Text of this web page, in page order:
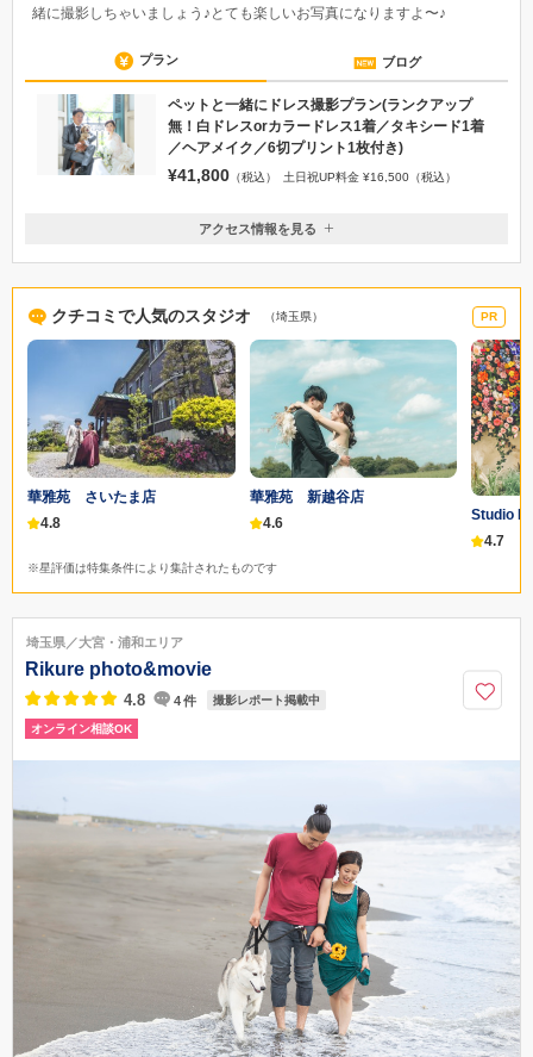
緒に撮影しちゃいましょう♪とても楽しいお写真になりますよ〜♪
プラン ブログ
ペットと一緒にドレス撮影プラン(ランクアップ
無！白ドレスorカラードレス1着／タキシード1着
／ヘアメイク／6切プリント1枚付き)
¥41,800 （税込） 土日祝UP料金 ¥16,500（税込）
埼玉県さいたま市大宮区土手町3-272-1
武バス1番上尾行き3停留所『北大宮駅入り口』下車徒歩30秒
048-665-9655
アクセス情報を見る
クチコミで人気のスタジオ （埼玉県） PR
華雅苑 さいたま店
4.8
華雅苑 新越谷店
4.6
Studio
4.7
※星評価は特集条件により集計されたものです
埼玉県／大宮・浦和エリア
Rikure photo&movie
4.8 4件 撮影レポート掲載中
オンライン相談OK